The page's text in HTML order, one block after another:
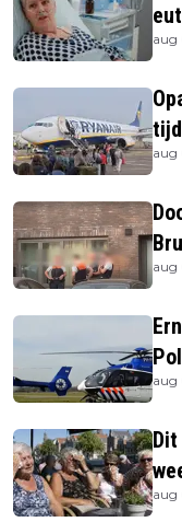
is
aug
aug
aug
aug
aug